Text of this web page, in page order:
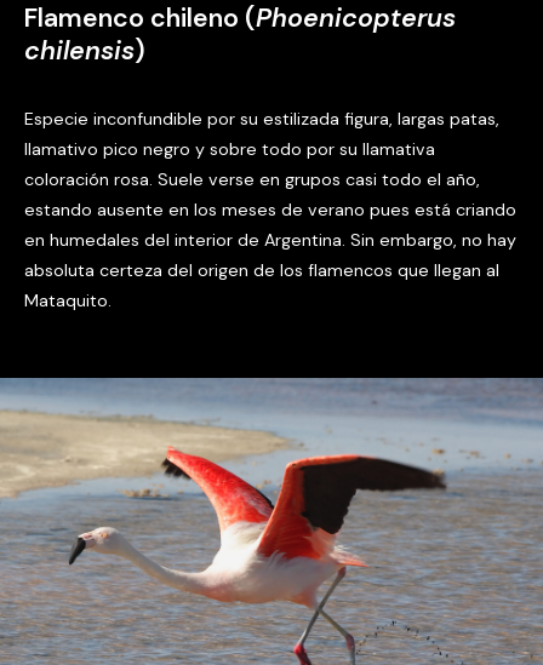
Flamenco chileno (Phoenicopterus
chilensis)
Especie inconfundible por su estilizada figura, largas patas,
llamativo pico negro y sobre todo por su llamativa
coloración rosa. Suele verse en grupos casi todo el año,
estando ausente en los meses de verano pues está criando
en humedales del interior de Argentina. Sin embargo, no hay
absoluta certeza del origen de los flamencos que llegan al
Mataquito.